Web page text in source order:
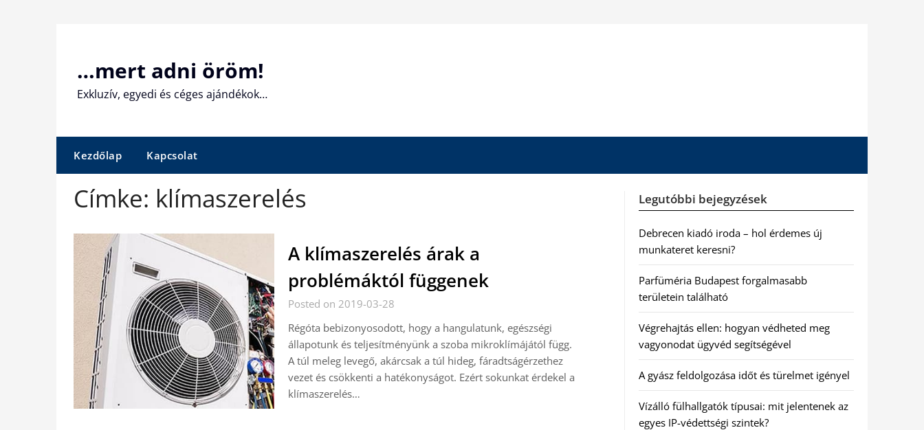
…mert adni öröm!
Exkluzív, egyedi és céges ajándékok…
Kezdőlap Kapcsolat
Címke: klímaszerelés
A klímaszerelés árak a
problémáktól függenek
Posted on 2019-03-28
Régóta bebizonyosodott, hogy a hangulatunk, egészségi
állapotunk és teljesítményünk a szoba mikroklímájától függ.
A túl meleg levegő, akárcsak a túl hideg, fáradtságérzethez
vezet és csökkenti a hatékonyságot. Ezért sokunkat érdekel a
klímaszerelés…
Legutóbbi bejegyzések
Debrecen kiadó iroda – hol érdemes új
munkateret keresni?
Parfüméria Budapest forgalmasabb
területein található
Végrehajtás ellen: hogyan védheted meg
vagyonodat ügyvéd segítségével
A gyász feldolgozása időt és türelmet igényel
Vízálló fülhallgatók típusai: mit jelentenek az
egyes IP-védettségi szintek?